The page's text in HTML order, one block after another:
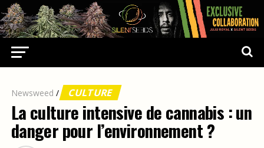
Newsweed / CULTURE
La culture intensive de cannabis : un
danger pour l’environnement ?